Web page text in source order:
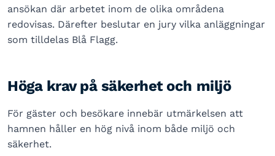
ansökan där arbetet inom de olika områdena
redovisas. Därefter beslutar en jury vilka anläggningar
som tilldelas Blå Flagg.
Höga krav på säkerhet och miljö
För gäster och besökare innebär utmärkelsen att
hamnen håller en hög nivå inom både miljö och
säkerhet.